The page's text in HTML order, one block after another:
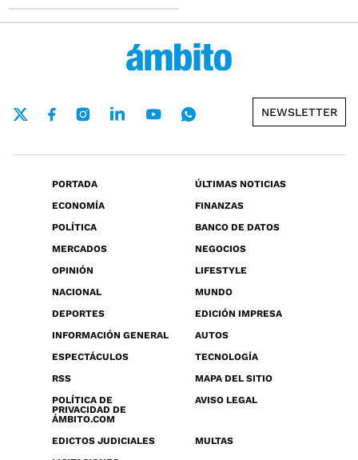
NEWSLETTER
PORTADA
ÚLTIMAS NOTICIAS
ECONOMÍA
FINANZAS
POLÍTICA
BANCO DE DATOS
MERCADOS
NEGOCIOS
OPINIÓN
LIFESTYLE
NACIONAL
MUNDO
DEPORTES
EDICIÓN IMPRESA
INFORMACIÓN GENERAL
AUTOS
ESPECTÁCULOS
TECNOLOGÍA
RSS
MAPA DEL SITIO
POLÍTICA DE
PRIVACIDAD DE
ÁMBITO.COM
AVISO LEGAL
EDICTOS JUDICIALES
MULTAS